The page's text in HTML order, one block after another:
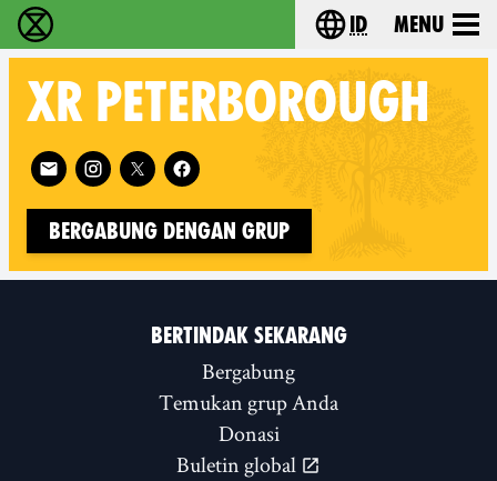
Extinction Rebellion (XR–Pemberontakan
Choose your
id Menu
XR PETERBOROUGH
Follow XR Peterborough on
Bergabung dengan Grup
BERTINDAK SEKARANG
Bergabung
Temukan grup Anda
Donasi
Buletin global